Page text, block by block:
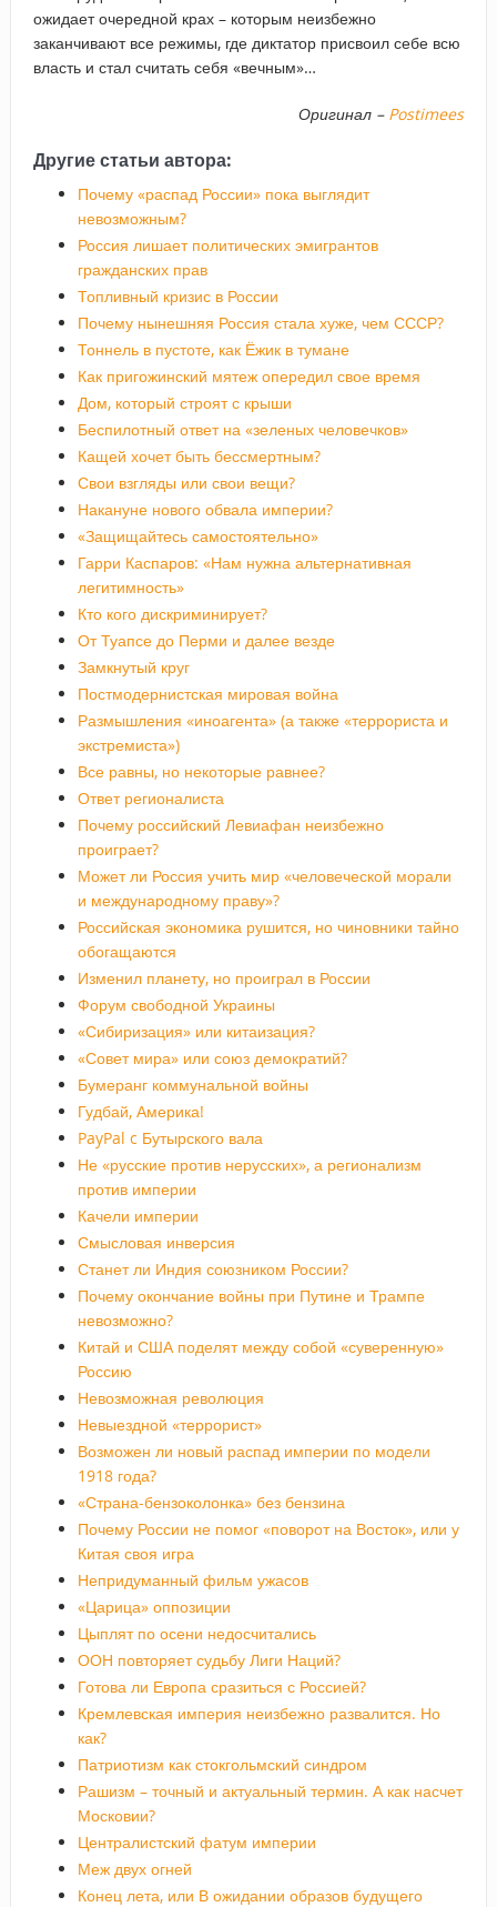
ожидает очередной крах – которым неизбежно
заканчивают все режимы, где диктатор присвоил себе всю
власть и стал считать себя «вечным»…
Оригинал – Postimees
Другие статьи автора:
Почему «распад России» пока выглядит
невозможным?
Россия лишает политических эмигрантов
гражданских прав
Топливный кризис в России
Почему нынешняя Россия стала хуже, чем СССР?
Тоннель в пустоте, как Ёжик в тумане
Как пригожинский мятеж опередил свое время
Дом, который строят с крыши
Беспилотный ответ на «зеленых человечков»
Кащей хочет быть бессмертным?
Свои взгляды или свои вещи?
Накануне нового обвала империи?
«Защищайтесь самостоятельно»
Гарри Каспаров: «Нам нужна альтернативная
легитимность»
Кто кого дискриминирует?
От Туапсе до Перми и далее везде
Замкнутый круг
Постмодернистская мировая война
Размышления «иноагента» (а также «террориста и
экстремиста»)
Все равны, но некоторые равнее?
Ответ регионалиста
Почему российский Левиафан неизбежно
проиграет?
Может ли Россия учить мир «человеческой морали
и международному праву»?
Российская экономика рушится, но чиновники тайно
обогащаются
Изменил планету, но проиграл в России
Форум свободной Украины
«Сибиризация» или китаизация?
«Совет мира» или союз демократий?
Бумеранг коммунальной войны
Гудбай, Америка!
PayPal c Бутырского вала
Не «русские против нерусских», а регионализм
против империи
Качели империи
Смысловая инверсия
Станет ли Индия союзником России?
Почему окончание войны при Путине и Трампе
невозможно?
Китай и США поделят между собой «суверенную»
Россию
Невозможная революция
Невыездной «террорист»
Возможен ли новый распад империи по модели
1918 года?
«Страна-бензоколонка» без бензина
Почему России не помог «поворот на Восток», или у
Китая своя игра
Непридуманный фильм ужасов
«Царица» оппозиции
Цыплят по осени недосчитались
ООН повторяет судьбу Лиги Наций?
Готова ли Европа сразиться с Россией?
Кремлевская империя неизбежно развалится. Но
как?
Патриотизм как стокгольмский синдром
Рашизм – точный и актуальный термин. А как насчет
Московии?
Централистский фатум империи
Меж двух огней
Конец лета, или В ожидании образов будущего